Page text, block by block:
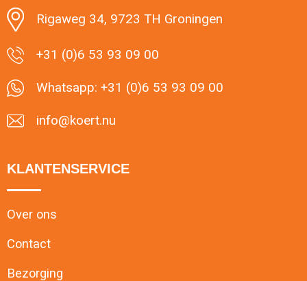
Rigaweg 34, 9723 TH Groningen
+31 (0)6 53 93 09 00
Whatsapp: +31 (0)6 53 93 09 00
info@koert.nu
KLANTENSERVICE
Over ons
Contact
Bezorging